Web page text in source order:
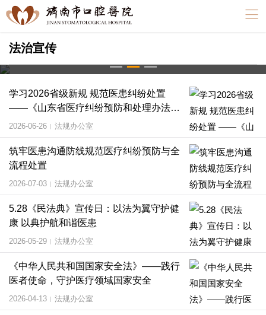
法治宣传
筑牢医患沟通防线规范医疗纠纷预防与全流程处置
学习2026省级新规 规范医患纠纷处置
——《山东省医疗纠纷预防和处理办法》
普法宣传
2026-06-26 | 法规办公室
筑牢医患沟通防线规范医疗纠纷预防与全
流程处置
2026-07-03 | 法规办公室
5.28《民法典》宣传日：以法为翼守护健
康 以典护航和谐医患
2026-05-29 | 法规办公室
《中华人民共和国国家安全法》——践行
医者使命，守护医疗领域国家安全
2026-04-13 | 法规办公室